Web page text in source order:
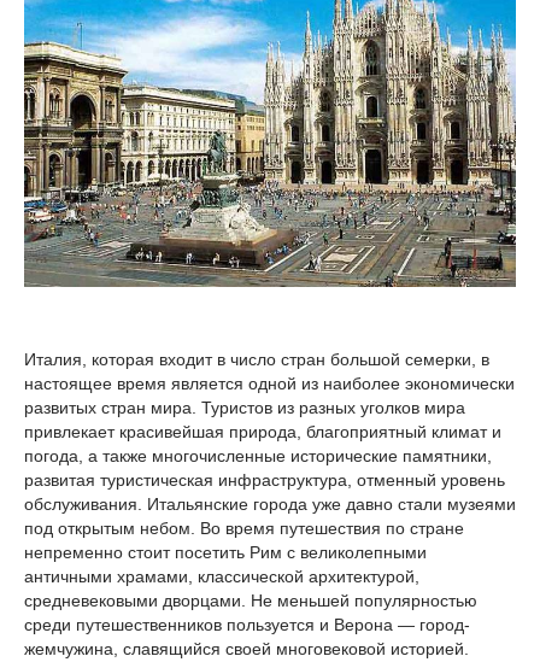
Италия, которая входит в число стран большой семерки, в
настоящее время является одной из наиболее экономически
развитых стран мира. Туристов из разных уголков мира
привлекает красивейшая природа, благоприятный климат и
погода, а также многочисленные исторические памятники,
развитая туристическая инфраструктура, отменный уровень
обслуживания. Итальянские города уже давно стали музеями
под открытым небом. Во время путешествия по стране
непременно стоит посетить Рим с великолепными
античными храмами, классической архитектурой,
средневековыми дворцами. Не меньшей популярностью
среди путешественников пользуется и Верона — город-
жемчужина, славящийся своей многовековой историей.